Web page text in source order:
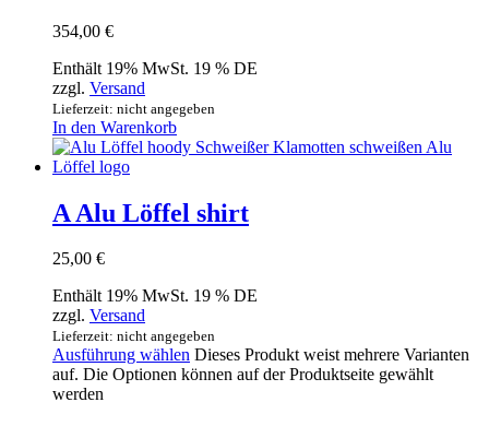
354,00 €
Enthält 19% MwSt. 19 % DE
zzgl. Versand
Lieferzeit: nicht angegeben
In den Warenkorb
A Alu Löffel shirt
25,00 €
Enthält 19% MwSt. 19 % DE
zzgl. Versand
Lieferzeit: nicht angegeben
Ausführung wählen Dieses Produkt weist mehrere Varianten
auf. Die Optionen können auf der Produktseite gewählt
werden